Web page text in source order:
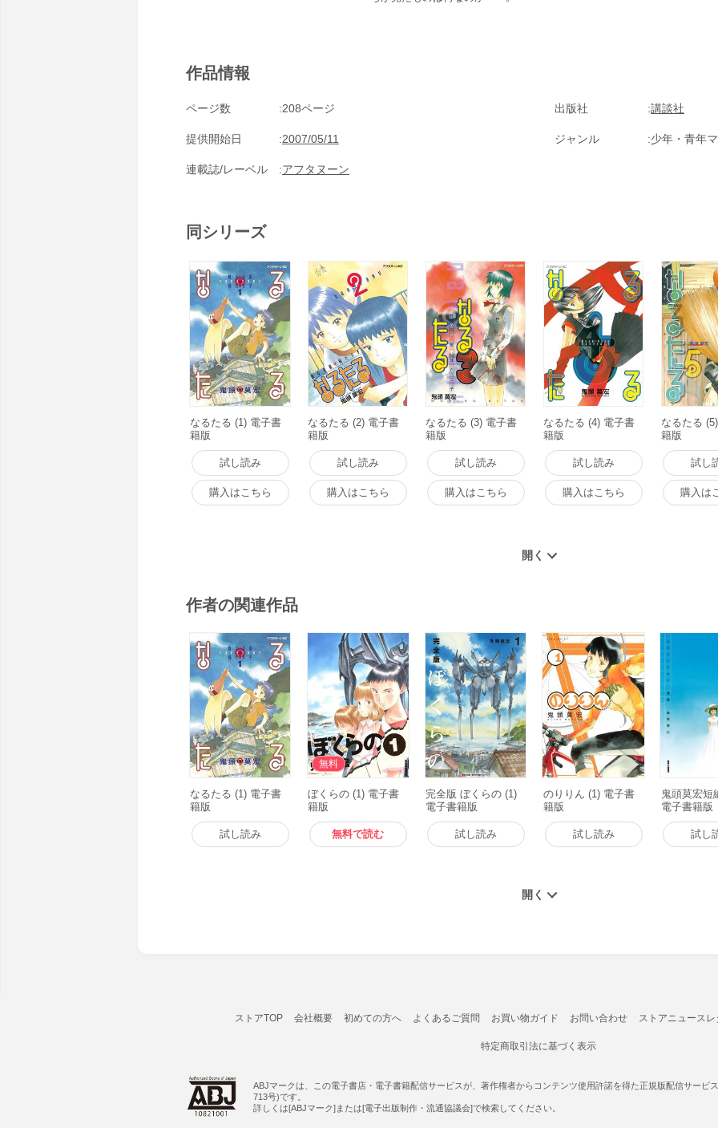
作品情報
ページ数 208ページ 出版社 講談社
提供開始日 2007/05/11 ジャンル 少年・青年
連載誌/レーベル アフタヌーン
同シリーズ
なるたる (1) 電子書
籍版
試し読み
購入はこちら
なるたる (2) 電子書
籍版
試し読み
購入はこちら
なるたる (3) 電子書
籍版
試し読み
購入はこちら
なるたる (4) 電子書
籍版
試し読み
購入はこちら
なるたる
籍版
試し
購入は
作者の関連作品
なるたる (1) 電子書
籍版
試し読み
無料
ぼくらの (1) 電子書
籍版
無料で読む
完全版 ぼくらの (1)
電子書籍版
試し読み
のりりん (1) 電子書
籍版
試し読み
鬼頭莫宏短
電子書籍版
試し
ストアTOP 会社概要 初めての方へ よくあるご質問 お買い物ガイド お問い合わせ ストアニュースレ
特定商取引法に基づく表示
ABJマークは、この電子書店・電子書籍配信サービスが、著作権者からコンテンツ使用許諾を得た正規版配信サービ
713号)です。
詳しくは[ABJマーク]または[電子出版制作・流通協議会]で検索してください。